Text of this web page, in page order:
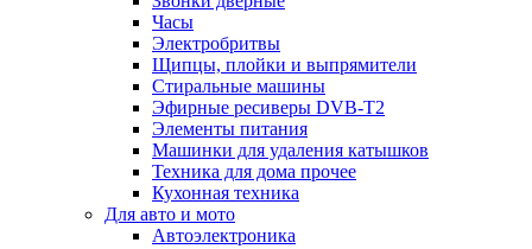
Часы
Электробритвы
Щипцы, плойки и выпрямители
Стиральные машины
Эфирные ресиверы DVB-T2
Элементы питания
Машинки для удаления катышков
Техника для дома прочее
Кухонная техника
Для авто и мото
Автоэлектроника